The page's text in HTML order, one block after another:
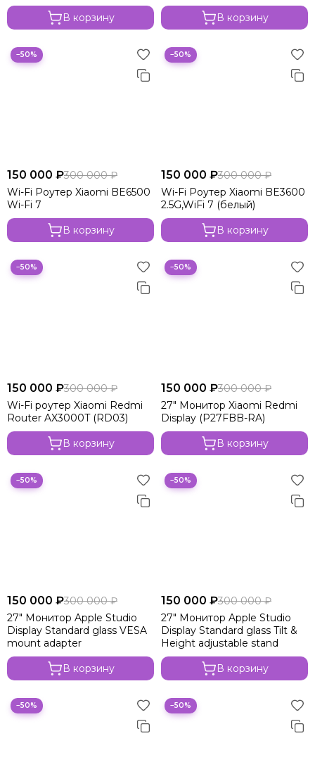
В корзину
В корзину
−50%
150 000 ₽300 000 ₽
Wi-Fi Роутер Xiaomi BE6500
Wi-Fi 7
В корзину
−50%
150 000 ₽300 000 ₽
Wi-Fi Роутер Xiaomi BE3600
2.5G,WiFi 7 (белый)
В корзину
−50%
150 000 ₽300 000 ₽
Wi-Fi роутер Xiaomi Redmi
Router AX3000T (RD03)
В корзину
−50%
150 000 ₽300 000 ₽
27" Монитор Xiaomi Redmi
Display (P27FBB-RA)
В корзину
−50%
150 000 ₽300 000 ₽
27" Монитор Apple Studio
Display Standard glass VESA
mount adapter
В корзину
−50%
150 000 ₽300 000 ₽
27" Монитор Apple Studio
Display Standard glass Tilt &
Height adjustable stand
В корзину
−50% −50%